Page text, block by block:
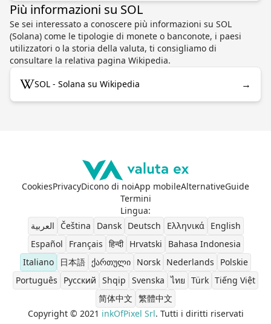
Più informazioni su SOL
Se sei interessato a conoscere più informazioni su SOL
(Solana) come le tipologie di monete o banconote, i paesi
utilizzatori o la storia della valuta, ti consigliamo di
consultare la relativa pagina Wikipedia.
SOL - Solana su Wikipedia →
CookiesPrivacyDicono di noiApp mobileAlternativeGuide
Termini
Lingua:
العربية
Čeština Dansk Deutsch Ελληνικά
English
Español
Français हिन्दी Hrvatski
Bahasa Indonesia
Italiano
日本語 ქართული Norsk Nederlands
Polskie
Português
Pусский Shqip Svenska ไทย Türk Tiếng Việt
简体中文 繁體中文
Copyright © 2021 inkOfPixel Srl. Tutti i diritti riservati